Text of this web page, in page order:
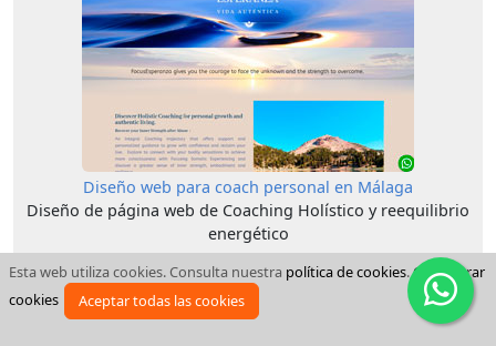
Diseño web para coach personal en Málaga
Diseño de página web de Coaching Holístico y reequilibrio
energético
Esta web utiliza cookies. Consulta nuestra política de cookies.Configurar
cookies
Aceptar todas las cookies